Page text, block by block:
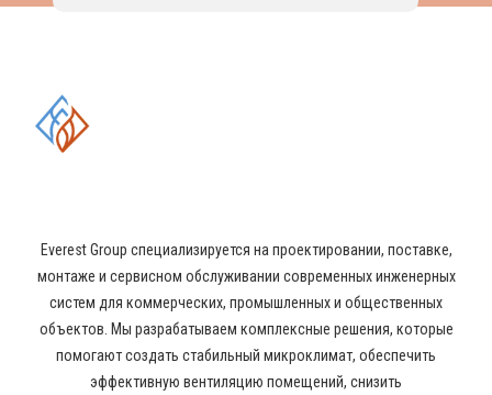
Everest Group специализируется на проектировании, поставке,
монтаже и сервисном обслуживании современных инженерных
систем для коммерческих, промышленных и общественных
объектов. Мы разрабатываем комплексные решения, которые
помогают создать стабильный микроклимат, обеспечить
эффективную вентиляцию помещений, снизить